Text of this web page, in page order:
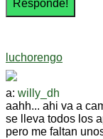
luchorengo
a: willy_dh
aahh... ahi va a
se lleva todos los
pero me faltan